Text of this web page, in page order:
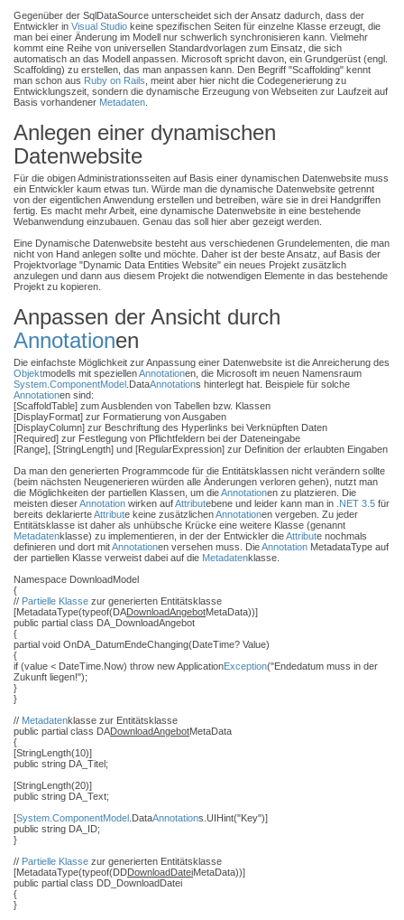
Gegenüber der SqlDataSource unterscheidet sich der Ansatz dadurch, dass der
Entwickler in Visual Studio keine spezifischen Seiten für einzelne Klasse erzeugt, die
man bei einer Änderung im Modell nur schwerlich synchronisieren kann. Vielmehr
kommt eine Reihe von universellen Standardvorlagen zum Einsatz, die sich
automatisch an das Modell anpassen. Microsoft spricht davon, ein Grundgerüst (engl.
Scaffolding) zu erstellen, das man anpassen kann. Den Begriff "Scaffolding" kennt
man schon aus Ruby on Rails , meint aber hier nicht die Codegenerierung zu
Entwicklungszeit, sondern die dynamische Erzeugung von Webseiten zur Laufzeit auf
Basis vorhandener Metadaten
Anlegen einer dynamischen
Datenwebsite
Für die obigen Administrationsseiten auf Basis einer dynamischen Datenwebsite muss
ein Entwickler kaum etwas tun. Würde man die dynamische Datenwebsite getrennt
von der eigentlichen Anwendung erstellen und betreiben, wäre sie in drei Handgriffen
fertig. Es macht mehr Arbeit, eine dynamische Datenwebsite in eine bestehende
Webanwendung einzubauen. Genau das soll hier aber gezeigt werden.
Eine Dynamische Datenwebsite besteht aus verschiedenen Grundelementen, die man
nicht von Hand anlegen sollte und möchte. Daher ist der beste Ansatz, auf Basis der
Projektvorlage "Dynamic Data Entities Website" ein neues Projekt zusätzlich
anzulegen und dann aus diesem Projekt die notwendigen Elemente in das bestehende
Projekt zu kopieren.
Anpassen der Ansicht durch
Annotationen
Die einfachste Möglichkeit zur Anpassung einer Datenwebsite ist die Anreicherung des
Objektmodells mit speziellenAnnotationen, die Microsoft im neuen Namensraum
System.ComponentModel .DataAnnotations hinterlegt hat. Beispiele für solche
Annotationen sind:
[ScaffoldTable] zum Ausblenden von Tabellen bzw. Klassen
[DisplayFormat] zur Formatierung von Ausgaben
[DisplayColumn] zur Beschriftung des Hyperlinks bei Verknüpften Daten
[Required] zur Festlegung von Pflichtfeldern bei der Dateneingabe
[Range], [StringLength] und [RegularExpression] zur Definition der erlaubten Eingaben
Da man den generierten Programmcode für die Entitätsklassen nicht verändern sollte
(beim nächsten Neugenerieren würden alle Änderungen verloren gehen), nutzt man
die Möglichkeiten der partiellen Klassen, um dieAnnotationen zu platzieren. Die
meisten dieserAnnotation wirken aufAttributebene und leider kann man in .NET 3.5 für
bereits deklarierteAttribute keine zusätzlichenAnnotationen vergeben. Zu jeder
Entitätsklasse ist daher als unhübsche Krücke eine weitere Klasse (genannt
Metadatenklasse) zu implementieren, in der der Entwickler dieAttribute nochmals
definieren und dort mitAnnotationen versehen muss. DieAnnotation MetadataType auf
der partiellen Klasse verweist dabei auf die Metadatenklasse.
Namespace DownloadModel
{
// Partielle Klasse zur generierten Entitätsklasse
[MetadataType(typeof(DADownloadAngebotMetaData))]
public partial class DA_DownloadAngebot
{
partial void OnDA_DatumEndeChanging(DateTime? Value)
{
if (value < DateTime.Now) throw new ApplicationException("Endedatum muss in der
Zukunft liegen!");
}
}
// Metadatenklasse zur Entitätsklasse
public partial class DADownloadAngebotMetaData
{
[StringLength(10)]
public string DA_Titel;
[StringLength(20)]
public string DA_Text;
[System.ComponentModel .DataAnnotations.UIHint("Key")]
public string DA_ID;
}
// Partielle Klasse zur generierten Entitätsklasse
[MetadataType(typeof(DDDownloadDateiMetaData))]
public partial class DD_DownloadDatei
{
}